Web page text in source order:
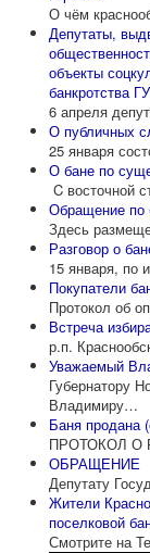
О чём
Депутаты,
объекты
банкротства
6 апреля
О публичных
25 января
О бане по
C восточной
Обращение по
Здесь
Разговор о
15 января, по
Покупатели
Протокол об
Встреча
р.п.
Уважаемый
Губернатору
Владимиру…
Баня продана
ПРОТОКОЛ О
ОБРАЩЕНИЕ
Депутату
Жители
поселковой
Смотрите на